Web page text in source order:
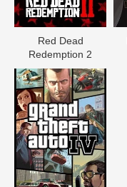
Red Dead
Redеmption 2